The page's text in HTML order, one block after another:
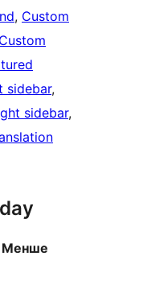
, Custom
Custom
sidebar
sidebar
Менше